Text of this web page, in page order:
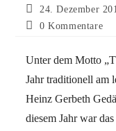
24. Dezember
0 Kommentare
Unter dem Motto
Jahr traditionell am
Heinz Gerbeth
diesem Jahr war